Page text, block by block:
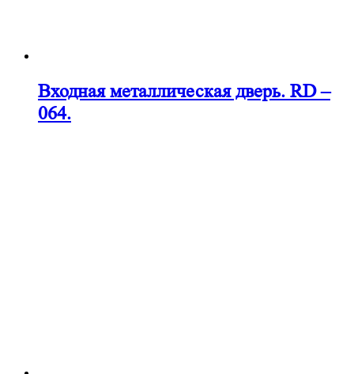
Входная металлическая дверь. RD –
064.